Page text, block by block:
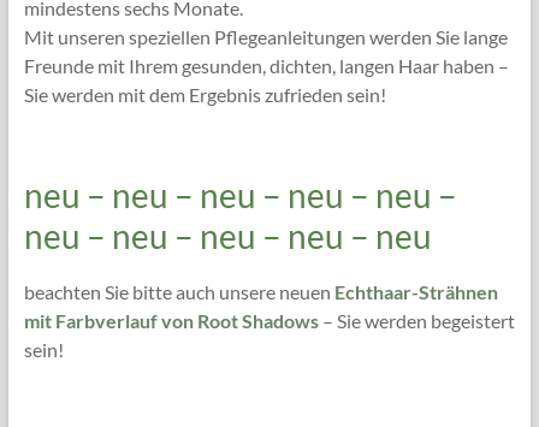
mindestens sechs Monate.
Mit unseren speziellen Pflegeanleitungen werden Sie lange
Freunde mit Ihrem gesunden, dichten, langen Haar haben –
Sie werden mit dem Ergebnis zufrieden sein!
neu – neu – neu – neu – neu –
neu – neu – neu – neu – neu
beachten Sie bitte auch unsere neuen Echthaar-Strähnen
mit Farbverlauf von Root Shadows– Sie werden begeistert
sein!